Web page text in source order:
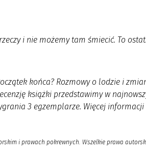
i nie możemy tam śmiecić. To
końca? Rozmowy o lodzie i
książki przedstawimy w
3 egzemplarze. Więcej informacji
i prawach pokrewnych. Wszelkie prawa